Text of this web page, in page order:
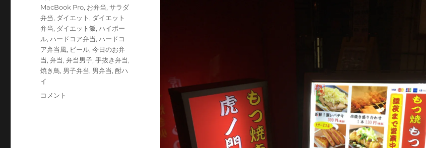
ゴ
リ
ー
グ
MacBook Pro, お弁当,サラダ
弁当, ダイエット , ダイエット
弁当, ダイエット飯,ハイボー
ル,ハードコア弁当,ハードコ
ア弁当風, ビール,今日のお弁
当,弁当,弁当男子,手抜き弁当,
焼き鳥, 男子弁当, 男弁当,酎ハ
イ
月
コメント